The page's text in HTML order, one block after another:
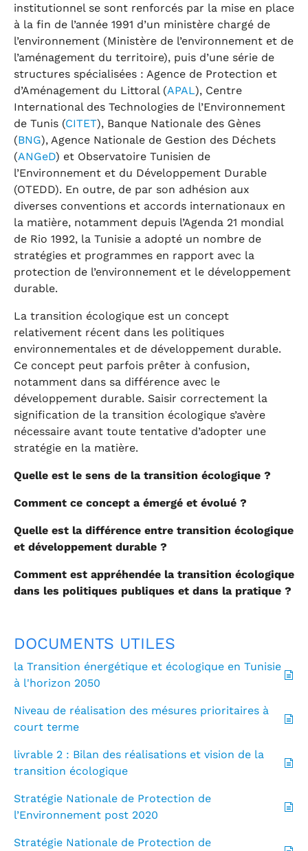
institutionnel se sont renforcés par la mise en place
à la fin de l’année 1991 d’un ministère chargé de
l’environnement (Ministère de l’environnement et de
l’aménagement du territoire), puis d’une série de
structures spécialisées : Agence de Protection et
d’Aménagement du Littoral (APAL), Centre
International des Technologies de l’Environnement
de Tunis (CITET), Banque Nationale des Gènes
(BNG), Agence Nationale de Gestion des Déchets
(ANGeD) et Observatoire Tunisien de
l’Environnement et du Développement Durable
(OTEDD). En outre, de par son adhésion aux
diverses conventions et accords internationaux en
la matière, notamment depuis l’Agenda 21 mondial
de Rio 1992, la Tunisie a adopté un nombre de
stratégies et programmes en rapport avec la
protection de l’environnement et le développement
durable.
La transition écologique est un concept
relativement récent dans les politiques
environnementales et de développement durable.
Ce concept peut parfois prêter à confusion,
notamment dans sa différence avec le
développement durable. Saisir correctement la
signification de la transition écologique s’avère
nécessaire avant toute tentative d’adopter une
stratégie en la matière.
Quelle est le sens de la transition écologique ?
Comment ce concept a émergé et évolué ?
Quelle est la différence entre transition écologique
et développement durable ?
Comment est appréhendée la transition écologique
dans les politiques publiques et dans la pratique ?
DOCUMENTS UTILES
la Transition énergétique et écologique en Tunisie
à l'horizon 2050
Niveau de réalisation des mésures prioritaires à
court terme
livrable 2 : Bilan des réalisations et vision de la
transition écologique
Stratégie Nationale de Protection de
l’Environnement post 2020
Stratégie Nationale de Protection de